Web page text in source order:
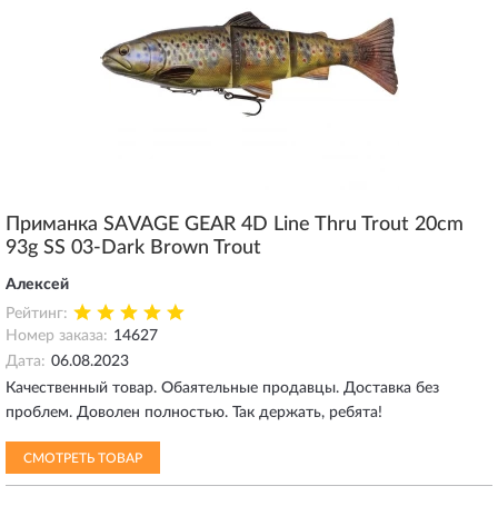
Приманка SAVAGE GEAR 4D Line Thru Trout 20cm
93g SS 03-Dark Brown Trout
Алексей
Рейтинг:
Номер заказа: 14627
Дата: 06.08.2023
Качественный товар. Обаятельные продавцы. Доставка без
проблем. Доволен полностью. Так держать, ребята!
СМОТРЕТЬ ТОВАР